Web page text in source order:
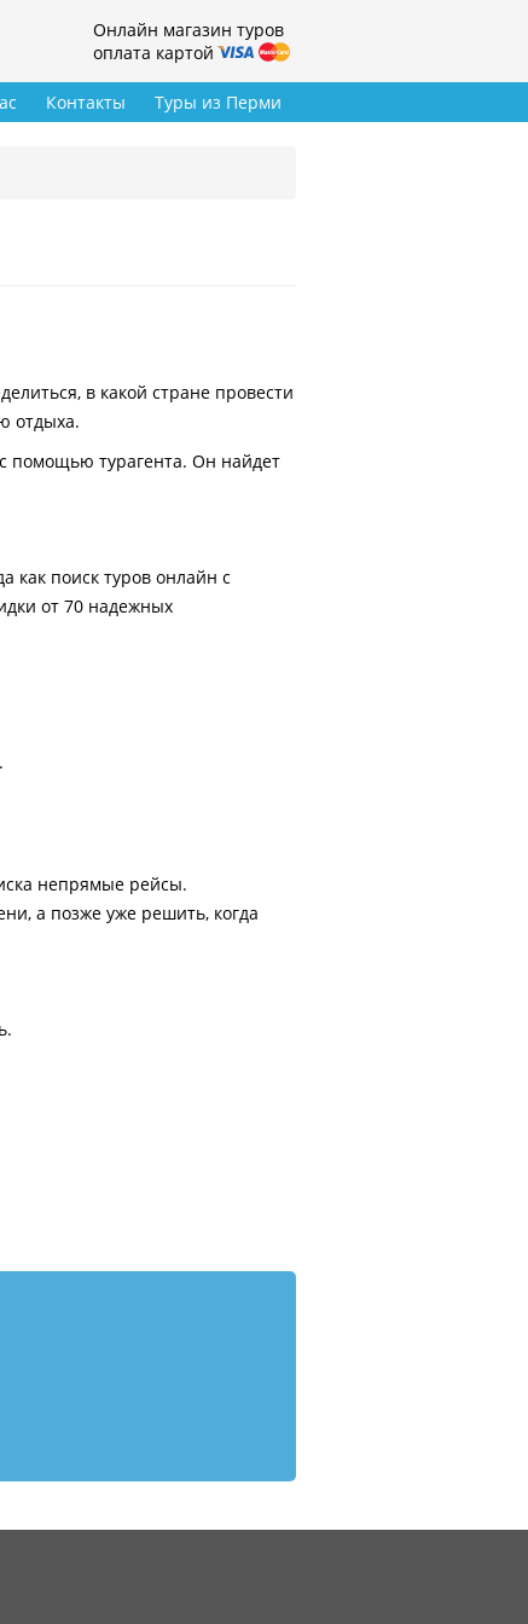
Онлайн магазин туров
оплата картой
Туры из Перми
Контакты
в какой стране провести
отдыха.
помощью турагента. Он найдет
как поиск туров онлайн с
от 70 надежных
непрямые рейсы.
а позже уже решить, когда